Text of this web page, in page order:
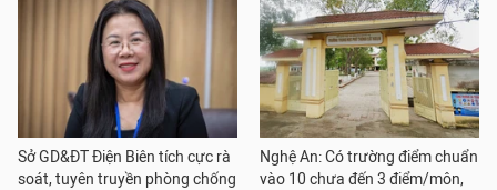
Sở GD&ĐT Điện Biên tích cực rà
soát, tuyên truyền phòng chống
Nghệ An: Có trường điểm chuẩn
vào 10 chưa đến 3 điểm/môn,